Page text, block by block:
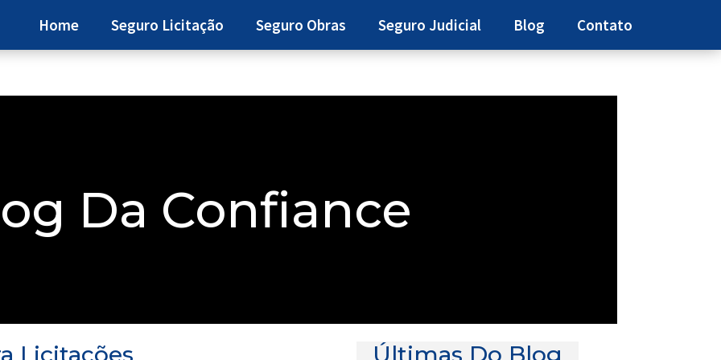
Home Seguro Licitação Seguro Obras Seguro Judicial Blog Contato
Da Confiance
Licitações Últimas Do Blog